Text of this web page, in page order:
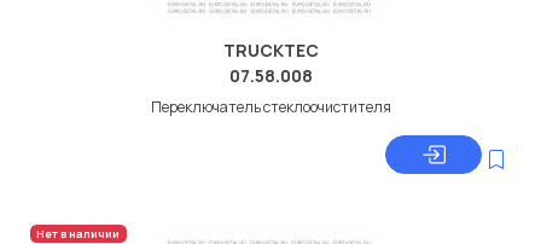
TRUCKTEC
07.58.008
Переключатель стеклоочистителя
Нет в наличии